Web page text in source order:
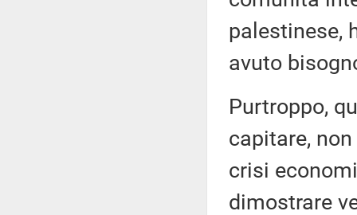
palestinese,
avuto
Purtroppo,
capitare,
crisi
dimostrare